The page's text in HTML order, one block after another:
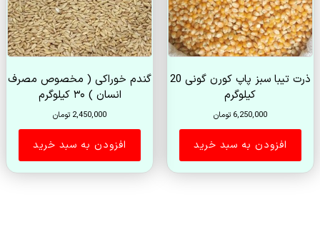
ذرت تیبا سبز پاپ کورن گونی 20
کیلوگرم
6,250,000 تومان
افزودن به سبد خرید
گندم خوراکی ( مخصوص مصرف
انسان ) ۳۰ کیلوگرم
2,450,000 تومان
افزودن به سبد خرید